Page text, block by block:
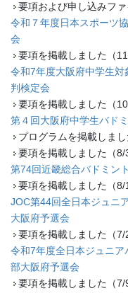
要項および申し込みフ
令和７年度日本スポーツ
会
要項を掲載しました（11/
令和7年度大阪府中学生
判検定会
要項を掲載しました（
第４回大阪府中学生バド
プログラムを掲載しまし
要項を掲載しました（8/
第74回近畿総合バドミン
要項を掲載しました（8/
JOC第44回全日本ジュニ
大阪府予選会
要項を掲載しました（7/
令和7年度全日本ジュニ
部大阪府予選会
要項を掲載しました（7/9